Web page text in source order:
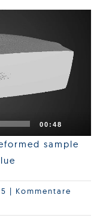
00:48
sample
| Kommentare